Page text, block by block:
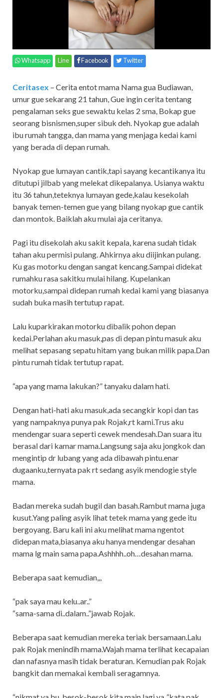
Whatsapp Line Facebook Twitter
Ceritasex – Cerita entot mama Nama gua Budiawan,
umur gue sekarang 21 tahun, Gue ingin cerita tentang
pengalaman seks gue sewaktu kelas 2 sma, Bokap gue
seorang bisnismen,super sibuk deh. Nyokap gue adalah
ibu rumah tangga, dan mama yang menjaga kedai kami
yang berada di depan rumah.
Nyokap gue lumayan cantik,tapi sayang kecantikanya itu
ditutupi jilbab yang melekat dikepalanya. Usianya waktu
itu 36 tahun,teteknya lumayan gede,kalau kesekolah
banyak temen-temen gue yang bilang nyokap gue cantik
dan montok. Baiklah aku mulai aja ceritanya.
Pagi itu disekolah aku sakit kepala, karena sudah tidak
tahan aku permisi pulang. Ahkirnya aku diijinkan pulang.
Ku gas motorku dengan sangat kencang.Sampai didekat
rumahku rasa sakitku mulai hilang. Kupelankan
motorku,sampai didepan rumah kedai kami yang biasanya
sudah buka masih tertutup rapat.
Lalu kuparkirakan motorku dibalik pohon depan
kedai.Perlahan aku masuk,pas di depan pintu masuk aku
melihat sepasang sepatu hitam yang bukan milik papa.Dan
pintu rumah tidak tertutup rapat.
“apa yang mama lakukan?” tanyaku dalam hati.
Dengan hati-hati aku masuk,ada secangkir kopi dan tas
yang nampaknya punya pak Rojak,rt kami.Trus aku
mendengar suara seperti cewek mendesah.Dan suara itu
berasal dari kamar mama.Langsung saja aku jongkok dan
mengintip dr lubang yang ada dibawah pintu.enar
dugaanku,ternyata pak rt sedang asyik mendogie style
mama.
Badan mereka sudah bugil dan basah.Rambut mama juga
kusut.Yang paling asyik lihat tetek mama yang gede itu
bergoyang. Baru kali ini aku melihat mama ngentot
didepan mata,biasanya aku hanya mendengar desahan
mama lg main sama papa.Ashhhh..oh…desahan mama.
Beberapa saat kemudian,,,
“pak saya mau kelu..ar..”
“sama-sama di..dalam..”jawab Rojak.
Beberapa saat kemudian mereka teriak bersamaan.Lalu
pak Rojak menindih mama.Wajah mama terlihat kecapaian
dan nafasnya masih tidak beraturan. Kemudian pak Rojak
bangkit dan memakai kembali seragamnya.